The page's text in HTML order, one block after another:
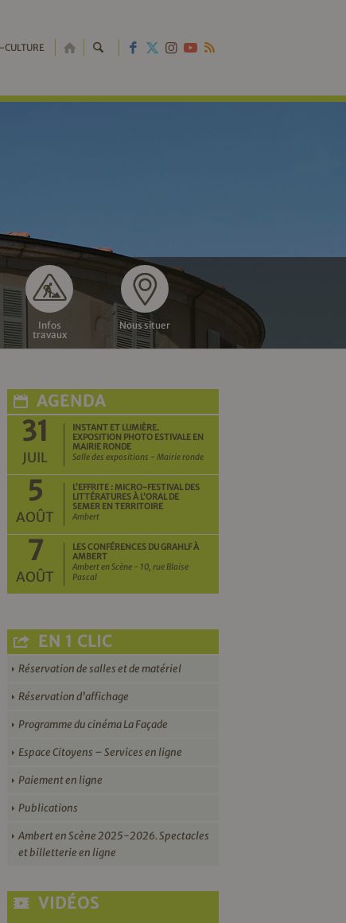
CULTURE RETOUR
Infos
travaux
Nous situer
AGENDA
31
JUIL
INSTANT ET LUMIÈRE.
EXPOSITION PHOTO ESTIVALE EN
MAIRIE RONDE
Salle des expositions - Mairie ronde
5
AOÛT
L’EFFRITE : MICRO-FESTIVAL DES
LITTÉRATURES À L’ORAL DE
SEMER EN TERRITOIRE
Ambert
7
AOÛT
LES CONFÉRENCES DU GRAHLF À
AMBERT
Ambert en Scène - 10, rue Blaise
Pascal
EN 1 CLIC
Réservation de salles et de matériel
Réservation d’affichage
Programme du cinéma La Façade
Espace Citoyens – Services en ligne
Paiement en ligne
Publications
Ambert en Scène 2025-2026. Spectacles
et billetterie en ligne
VIDÉOS